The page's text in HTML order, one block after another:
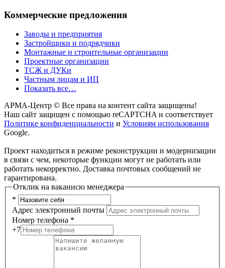
Коммерческие предложения
Заводы и предприятия
Застройщики и подрядчики
Монтажные и строительные организации
Проектные организации
ТСЖ и ДУКи
Частным лицам и ИП
Показать все…
АРМА-Центр ©️ Все права на контент сайта защищены!
Наш сайт защищен с помощью reCAPTCHA и соответствует
Политике конфиденциальности и Условиям использования
Google.
Проект находиться в режиме реконструкции и модернизации
в связи с чем, некоторые функции могут не работать или
работать некорректно. Доставка почтовых сообщений не
гарантирована.
Отклик на ваканисю менеджера
*
Адрес электронный почты
Номер телефона *
+7